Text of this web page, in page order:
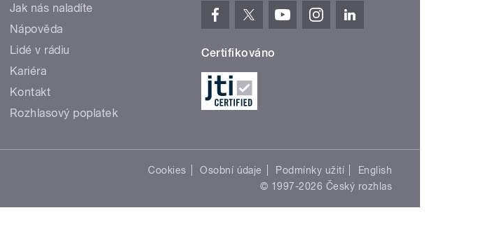
Jak nás naladíte
Nápověda
Lidé v rádiu
Kariéra
Kontakt
Rozhlasový poplatek
Certifikováno
Cookies Osobní údaje Podmínky užití
English
© 1997-2026 Český rozhlas